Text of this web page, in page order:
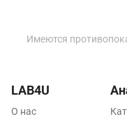
Котельники
Краснодар
Имеются
LAB4U
О нас